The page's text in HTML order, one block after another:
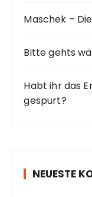
Maschek –
Bitte gehts
Habt ihr das
gespürt?
NEUESTE